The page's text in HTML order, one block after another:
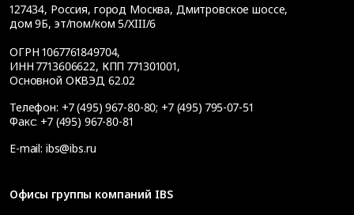
127434, Россия, город Москва, Дмитровское шоссе,
дом 9Б, эт/пом/ком 5/XIII/6
ОГРН 1067761849704,
ИНН 7713606622, КПП 771301001,
Основной ОКВЭД 62.02
Телефон: +7 (495) 967-80-80; +7 (495) 795-07-51
Факс: +7 (495) 967-80-81
E-mail: ibs@ibs.ru
Офисы группы компаний IBS